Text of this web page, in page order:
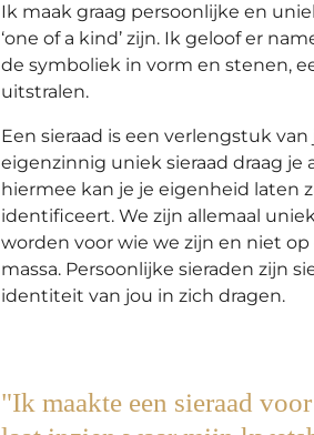
Ik maak graag persoonlijke en
‘one of a kind’ zijn. Ik geloof er
de symboliek in vorm en stenen,
uitstralen.
Een sieraad is een verlengstuk van
eigenzinnig uniek sieraad draag je
hiermee kan je je eigenheid laten
identificeert. We zijn allemaal
worden voor wie we zijn en niet op
massa. Persoonlijke sieraden zijn
identiteit van jou in zich dragen.
"Ik maakte een sieraad